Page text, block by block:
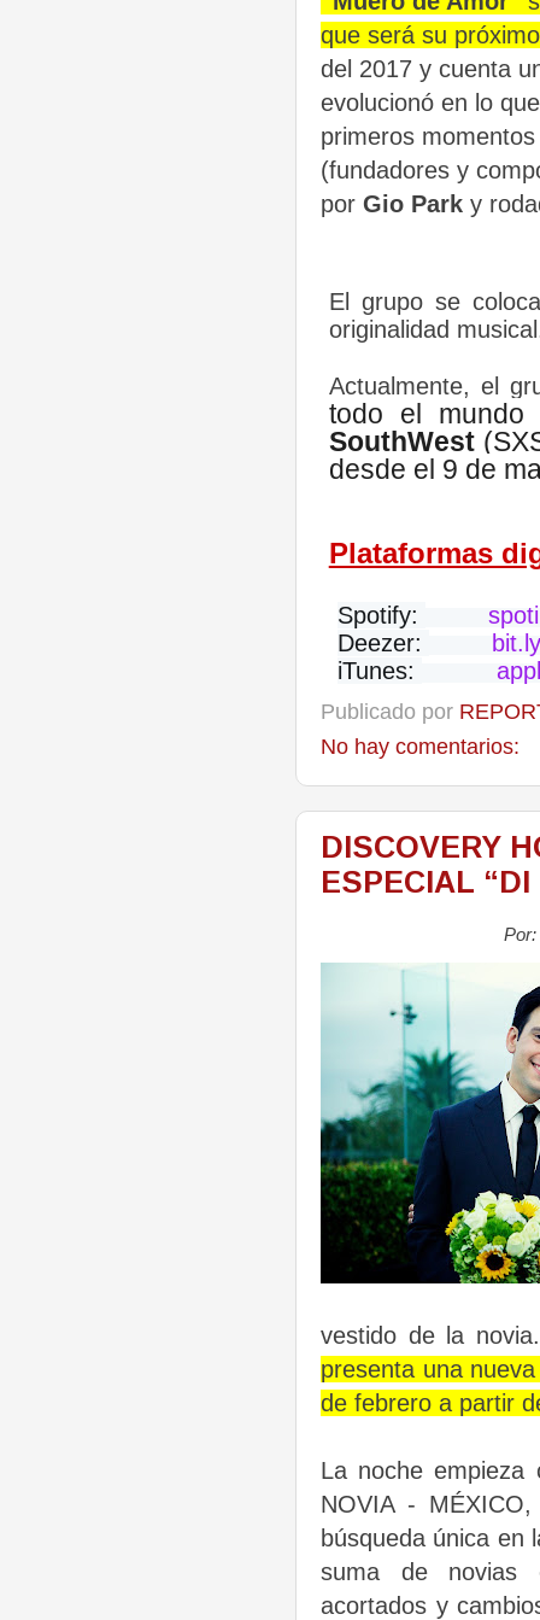
que será su
del 2017 y cuenta
evolucionó en lo
primeros
(fundadores y
por Gio Park y
El grupo se
originalidad
Actualmente, el
todo el
SouthWest
desde el 9 de
Plataformas
Spotify:
Deezer:
iTunes:
Publicado por
No hay comentarios:
DISCOVERY
ESPECIAL “DI
vestido de la
presenta una
de febrero a partir
La noche empieza
NOVIA -
búsqueda única en
suma de novias
acortados y